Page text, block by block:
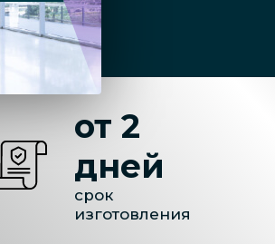
от 2
дней
срок
изготовления